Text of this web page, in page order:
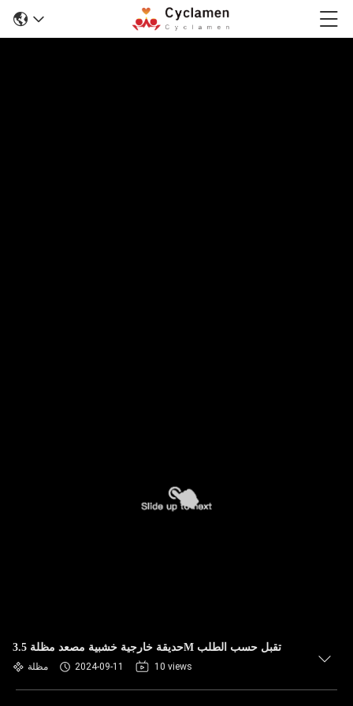
حديقة خارجية خشبية مصعد مظلة 3.5M تقبل حسب الطلب
مظلة 2024-09-11 10 views